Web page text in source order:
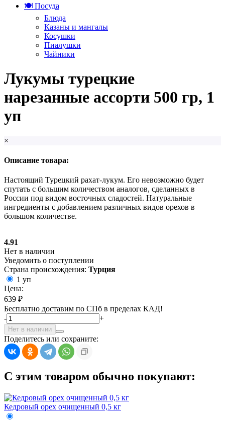
🍽️ Посуда
Блюда
Казаны и мангалы
Косушки
Пиалушки
Чайники
Лукумы турецкие
нарезанные ассорти 500 гр, 1
уп
×
Описание товара:
Настоящий Турецкий рахат-лукум. Его невозможно будет
спутать с большим количеством аналогов, сделанных в
России под видом восточных сладостей. Натуральные
ингредиенты с добавлением различных видов орехов в
большом количестве.
4.91
Нет в наличии
Уведомить о поступлении
Страна происхождения: Турция
1 уп
Цена:
639 ₽
Бесплатно доставим по СПб в пределах КАД!
-
+
Нет в наличии
Поделитесь или сохраните:
С этим товаром обычно покупают:
Кедровый орех очищенный 0,5 кг